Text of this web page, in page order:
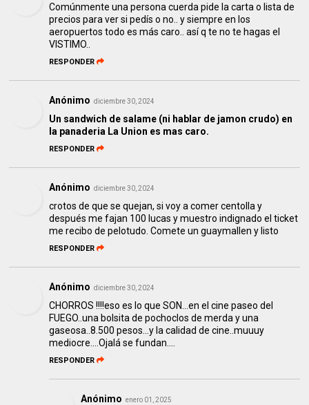
Comúnmente una persona cuerda pide la carta o lista de
precios para ver si pedís o no.. y siempre en los
aeropuertos todo es más caro.. así q te no te hagas el
VISTIMO..
RESPONDER
Anónimo diciembre 30, 2024
Un sandwich de salame (ni hablar de jamon crudo) en
la panaderia La Union es mas caro.
RESPONDER
Anónimo diciembre 30, 2024
crotos de que se quejan, si voy a comer centolla y
después me fajan 100 lucas y muestro indignado el ticket
me recibo de pelotudo. Comete un guaymallen y listo
RESPONDER
Anónimo diciembre 30, 2024
CHORROS !!!!eso es lo que SON...en el cine paseo del
FUEGO..una bolsita de pochoclos de merda y una
gaseosa..8.500 pesos...y la calidad de cine..muuuy
mediocre....Ojalá se fundan....
RESPONDER
Anónimo enero 01, 2025